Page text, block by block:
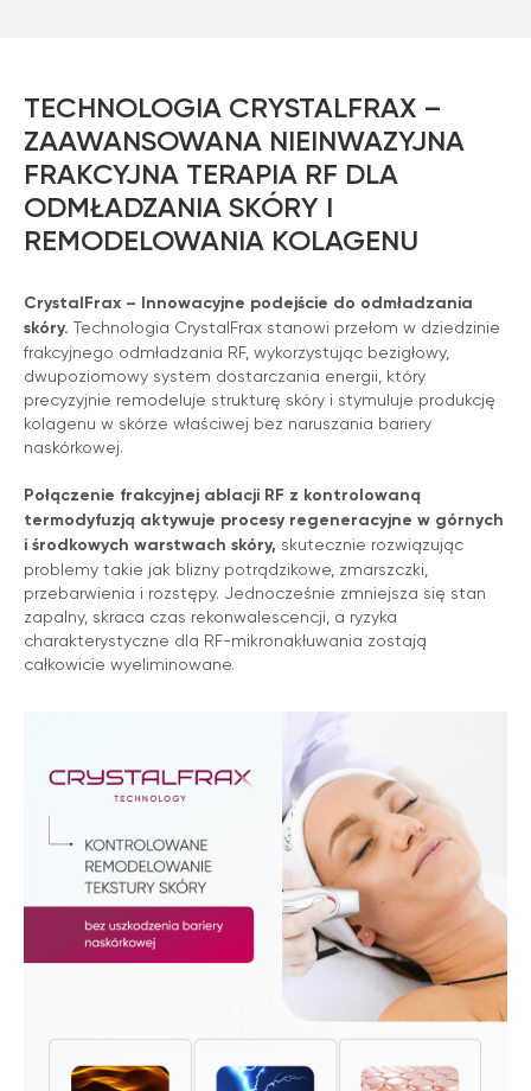
TECHNOLOGIA CRYSTALFRAX –
ZAAWANSOWANA NIEINWAZYJNA
FRAKCYJNA TERAPIA RF DLA
ODMŁADZANIA SKÓRY I
REMODELOWANIA KOLAGENU
CrystalFrax – Innowacyjne podejście do odmładzania
skóry. Technologia CrystalFrax stanowi przełom w dziedzinie
frakcyjnego odmładzania RF, wykorzystując bezigłowy,
dwupoziomowy system dostarczania energii, który
precyzyjnie remodeluje strukturę skóry i stymuluje produkcję
kolagenu w skórze właściwej bez naruszania bariery
naskórkowej.
Połączenie frakcyjnej ablacji RF z kontrolowaną
termodyfuzją aktywuje procesy regeneracyjne w górnych
i środkowych warstwach skóry, skutecznie rozwiązując
problemy takie jak blizny potrądzikowe, zmarszczki,
przebarwienia i rozstępy. Jednocześnie zmniejsza się stan
zapalny, skraca czas rekonwalescencji, a ryzyka
charakterystyczne dla RF-mikronakłuwania zostają
całkowicie wyeliminowane.